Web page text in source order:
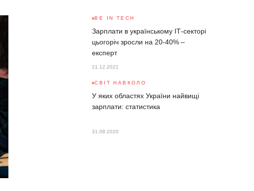
BE IN TECH
Зарплати в українському ІТ-секторі
цьогоріч зросли на 20-40% –
експерт
21.12.2021
СВІТ НАВКОЛО
У яких областях України найвищі
зарплати: статистика
31.08.2020